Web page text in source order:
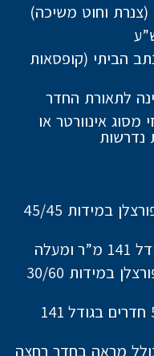
(צנרת וחוט משיכה)
הביתי (קופסאות
לתאורת החדר
מסוג אינוורטר או
נדרשות
ריצוף חדרים רטובים בגרניט פורצלן במידות 45/45
חיפוי חדרים רטובים בגרניט פורצלן במידות 30/60
ו- 30/90 או 60/120 לדירות 5 חדרים בגודל 141
מראה בחדר רחצה